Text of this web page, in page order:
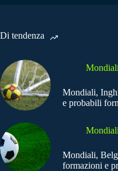
Di tendenza
Mondiali
Mondiali,
e probabili
Mondiali
Mondiali,
formazioni e